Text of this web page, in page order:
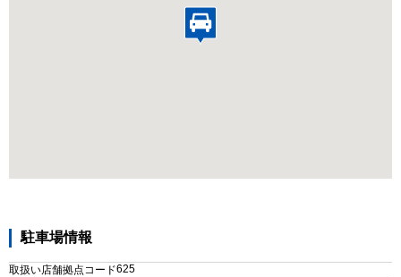
駐車場情報
取扱い店舗拠点コード625